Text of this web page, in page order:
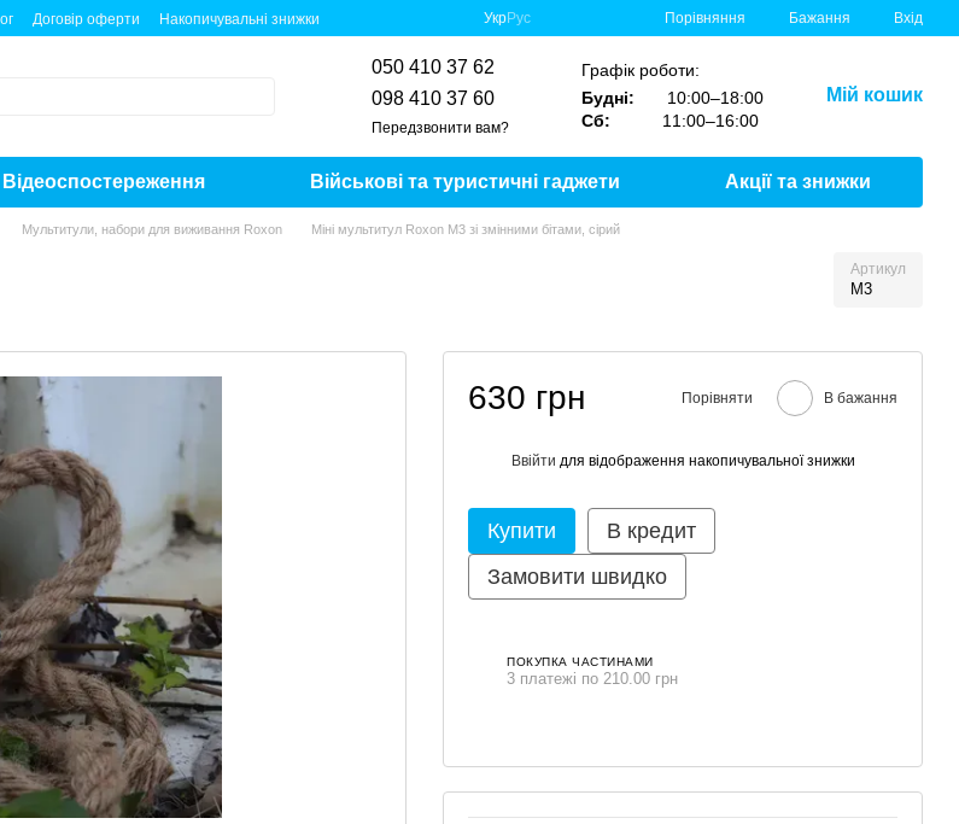
Договір оферти Накопичувальні знижки УкрРус Порівняння Бажання Вхід
050 410 37 62
098 410 37 60
Передзвонити вам?
Графік роботи:
Будні:
10:00–18:00
Сб:
11:00–16:00
Мій кошик
Відеоспостереження Військові та туристичні гаджети Акції та знижки
Мультитули, набори для виживання Roxon Міні мультитул Roxon M3 зі змінними бітами, сірий
Артикул
M3
630 грн Порівняти В бажання
Ввійти для відображення накопичувальної знижки
Купити
В кредит
Замовити швидко
ПОКУПКА ЧАСТИНАМИ
3 платежі по 210.00 грн